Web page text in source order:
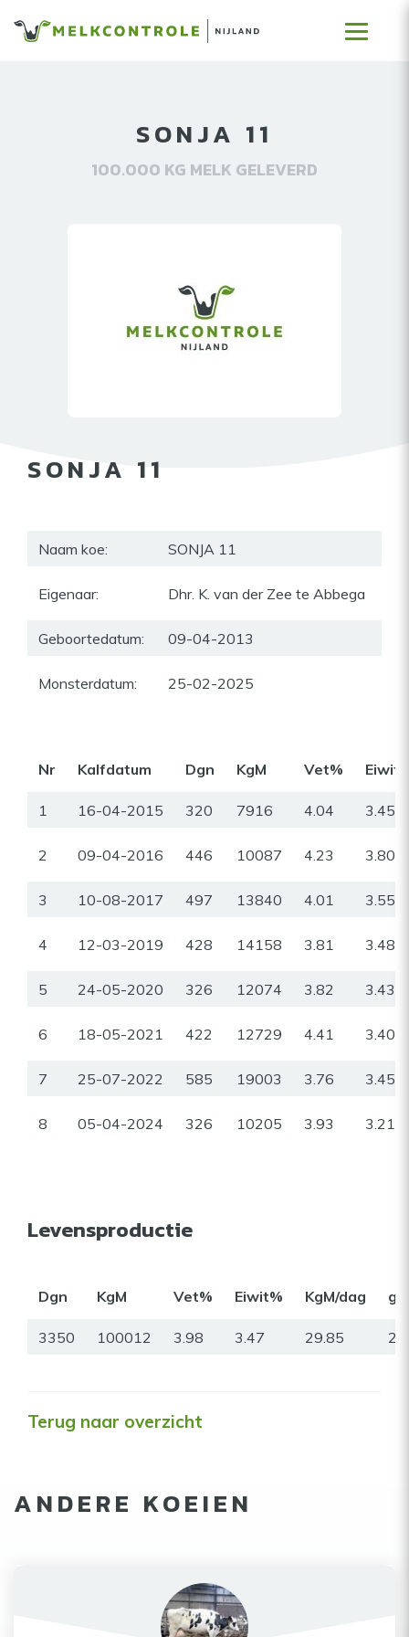
SONJA 11
100.000 KG MELK GELEVERD
SONJA 11
Naam koe: SONJA 11
Eigenaar: Dhr. K. van der Zee te Abbega
Geboortedatum: 09-04-2013
Monsterdatum: 25-02-2025
Nr Kalfdatum Dgn KgM Vet%
1 16-04-2015 320 7916 4.04 3.45
2 09-04-2016 446 10087 4.23 3.80
3 10-08-2017 497 13840 4.01 3.55
4 12-03-2019 428 14158 3.81 3.48
5 24-05-2020 326 12074 3.82 3.43
6 18-05-2021 422 12729 4.41 3.40
7 25-07-2022 585 19003 3.76 3.45
8 05-04-2024 326 10205 3.93 3.21
Levensproductie
Dgn KgM Vet% Eiwit% KgM/dag gr
3350 100012 3.98 3.47 29.85
Terug naar overzicht
ANDERE KOEIEN